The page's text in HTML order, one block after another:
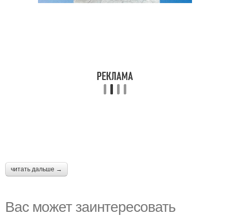
читать дальше →
Вас может заинтересовать